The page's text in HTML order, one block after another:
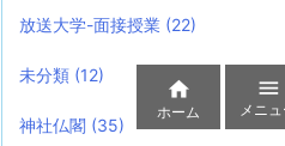
放送大学-面接授業 (22)
未分類 (12)
神社仏閣 (35)

ホーム

メニ